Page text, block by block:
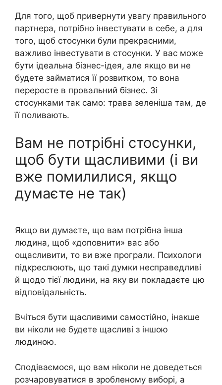
Для того, щоб привернути увагу правильного
партнера, потрібно інвестувати в себе, а для
того, щоб стосунки були прекрасними,
важливо інвестувати в стосунки. У вас може
бути ідеальна бізнес-ідея, але якщо ви не
будете займатися її розвитком, то вона
переросте в провальний бізнес. Зі
стосунками так само: трава зеленіша там, де
її поливають.
Вам не потрібні стосунки,
щоб бути щасливими (і ви
вже помилилися, якщо
думаєте не так)
Якщо ви думаєте, що вам потрібна інша
людина, щоб «доповнити» вас або
ощасливити, то ви вже програли. Психологи
підкреслюють, що такі думки несправедливі
й щодо тієї людини, на яку ви покладаєте цю
відповідальність.
Вчіться бути щасливими самостійно, інакше
ви ніколи не будете щасливі з іншою
людиною.
Сподіваємося, що вам ніколи не доведеться
розчаровуватися в зробленому виборі, а